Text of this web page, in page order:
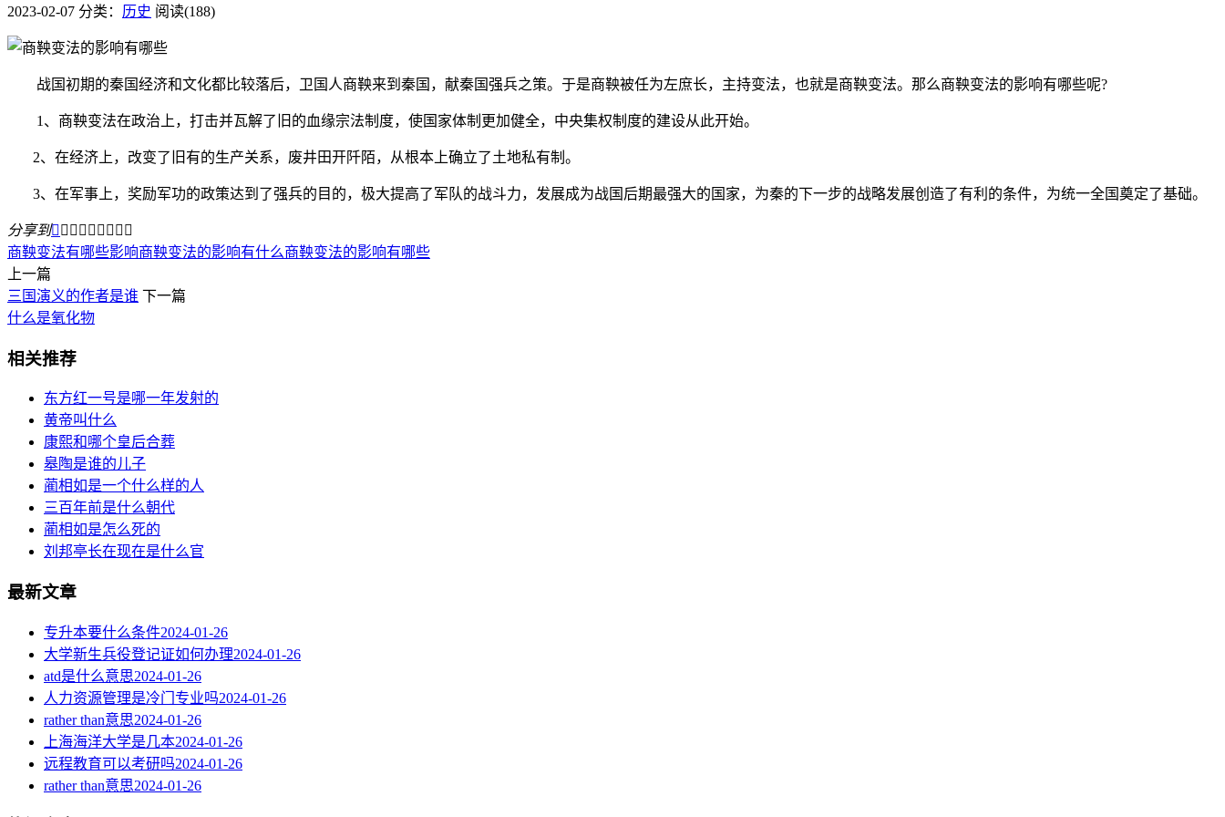
2023-02-07 分类： 历史 阅读(188)
战国初期的秦国经济和文化都比较落后，卫国人商鞅来到秦国，献秦国强兵之策。于是商鞅被任为左庶长，主持变法，也就是商鞅变法。那么商鞅变法的影响有哪些呢?
1、商鞅变法在政治上，打击并瓦解了旧的血缘宗法制度，使国家体制更加健全，中央集权制度的建设从此开始。
2、在经济上，改变了旧有的生产关系，废井田开阡陌，从根本上确立了土地私有制。
3、在军事上，奖励军功的政策达到了强兵的目的，极大提高了军队的战斗力，发展成为战国后期最强大的国家，为秦的下一步的战略发展创造了有利的条件，为统一全国奠定了基础。
分享到        
商鞅变法有哪些影响商鞅变法的影响有什么商鞅变法的影响有哪些
上一篇
三国演义的作者是谁 下一篇
什么是氧化物
相关推荐
东方红一号是哪一年发射的
黄帝叫什么
康熙和哪个皇后合葬
皋陶是谁的儿子
蔺相如是一个什么样的人
三百年前是什么朝代
蔺相如是怎么死的
刘邦亭长在现在是什么官
最新文章
专升本要什么条件2024-01-26
大学新生兵役登记证如何办理2024-01-26
atd是什么意思2024-01-26
人力资源管理是冷门专业吗2024-01-26
rather than意思2024-01-26
上海海洋大学是几本2024-01-26
远程教育可以考研吗2024-01-26
rather than意思2024-01-26